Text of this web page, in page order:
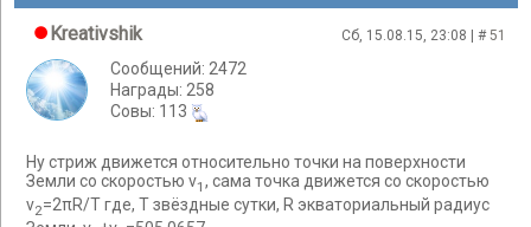
Kreativshik Сб, 15.08.15, 23:08 | #51
Сообщений: 2472
Награды: 258
Cовы: 113
Ну стриж движется относительно точки на поверхности
Земли со скоростью v1 , сама точка движется со скоростью
v2=2πR/T где, Т звёздные сутки, R экваториальный радиус